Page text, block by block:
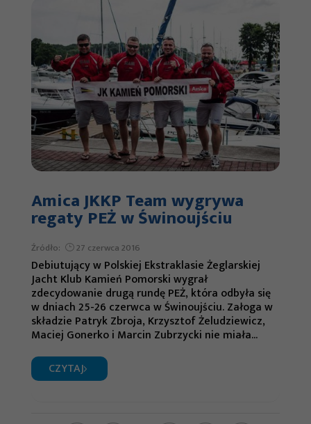
Amica JKKP Team wygrywa
regaty PEŻ w Świnoujściu
Źródło: 27 czerwca 2016
Debiutujący w Polskiej Ekstraklasie Żeglarskiej
Jacht Klub Kamień Pomorski wygrał
zdecydowanie drugą rundę PEŻ, która odbyła się
w dniach 25-26 czerwca w Świnoujściu. Załoga w
składzie Patryk Zbroja, Krzysztof Żeludziewicz,
Maciej Gonerko i Marcin Zubrzycki nie miała...
CZYTAJ
poprawić
funkcjonalność
i strukturę
strony
internetowej,
na podstawie
tego, jak
używana.
Aby nasza strona
internetowa
działała jak
najlepiej podczas
twojego przejścia